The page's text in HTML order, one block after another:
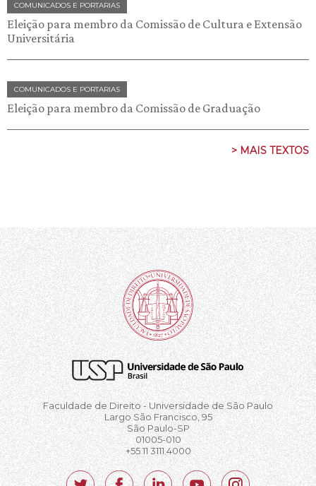
COMUNICADOS E PORTARIAS
Eleição para membro da Comissão de Cultura e Extensão
Universitária
COMUNICADOS E PORTARIAS
Eleição para membro da Comissão de Graduação
> MAIS TEXTOS
Faculdade de Direito - Universidade de São Paulo
Largo São Francisco, 95
São Paulo-SP
01005-010
+55 11 3111.4000